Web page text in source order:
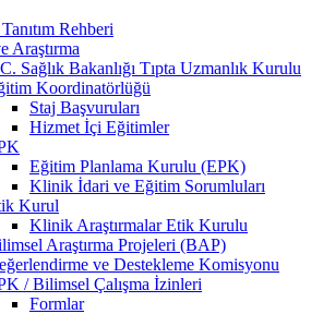
Rehberi
Araştırma
Sağlık Bakanlığı Tıpta Uzmanlık Kurulu
Koordinatörlüğü
Staj Başvuruları
Hizmet İçi Eğitimler
Eğitim Planlama Kurulu (EPK)
Klinik İdari ve Eğitim Sorumluları
Kurul
Klinik Araştırmalar Etik Kurulu
Araştırma Projeleri (BAP)
ve Destekleme Komisyonu
/ Bilimsel Çalışma İzinleri
Formlar